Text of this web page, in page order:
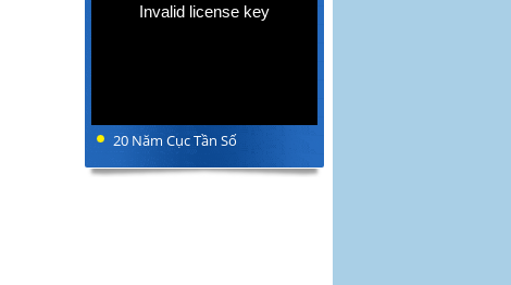
Invalid license key
20 Năm Cục Tần Số